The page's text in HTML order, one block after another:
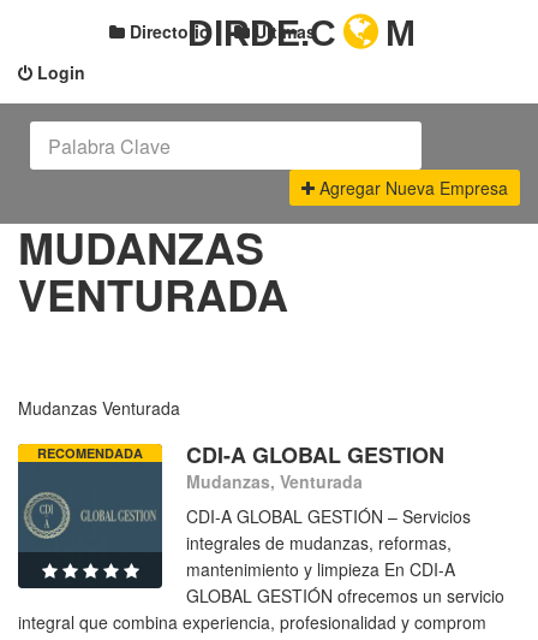
Login
Directorio Últimas
DIRDE.C M
Agregar Nueva Empresa
MUDANZAS
VENTURADA
Mudanzas Venturada
RECOMENDADA CDI-A GLOBAL GESTION
Mudanzas, Venturada
CDI-A GLOBAL GESTIÓN – Servicios
integrales de mudanzas, reformas,
mantenimiento y limpieza En CDI-A
GLOBAL GESTIÓN ofrecemos un servicio
integral que combina experiencia, profesionalidad y comprom